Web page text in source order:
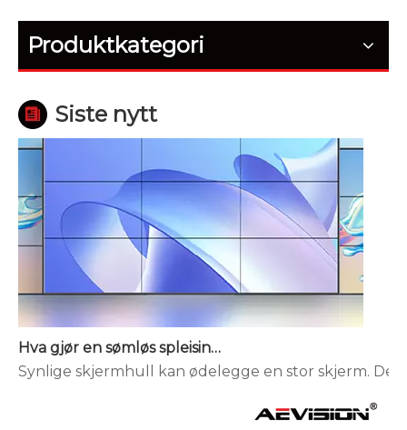
Produktkategori
Siste nytt
Hvordan utendørs LED-skjermer håndterer temperatur og fuktighet
Utendørs skjermer svikter stille før de svikter helt.
Synlige skjermhull kan ødelegge en stor skjerm.